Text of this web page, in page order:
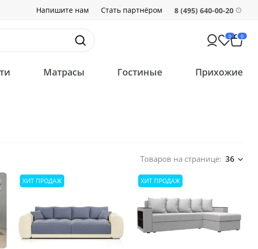
Напишите нам Стать партнёром 8 (495) 640-00-20
0 0
Матрасы Гостиные Прихожие
Товаров на странице: 36
ХИТ ПРОДАЖ ХИТ ПРОДАЖ